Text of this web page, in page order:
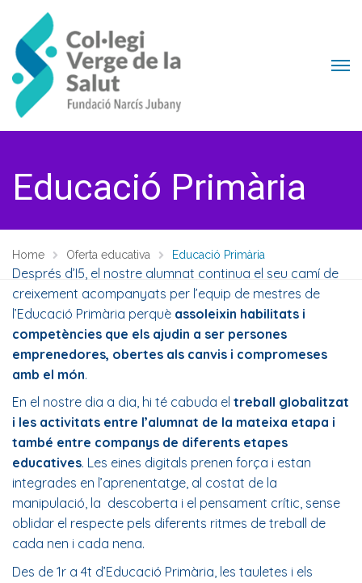
Educació Primària
Home Oferta educativa Educació Primària
Després d’I5, el nostre alumnat continua el seu camí de
creixement acompanyats per l’equip de mestres de
l’Educació Primària perquè assoleixin habilitats i
competències que els ajudin a ser persones
emprenedores, obertes als canvis i compromeses
amb el món.
En el nostre dia a dia, hi té cabuda el treball globalitzat
i les activitats entre l’alumnat de la mateixa etapa i
també entre companys de diferents etapes
educatives. Les eines digitals prenen força i estan
integrades en l’aprenentatge, al costat de la
manipulació, la descoberta i el pensament crític, sense
oblidar el respecte pels diferents ritmes de treball de
cada nen i cada nena.
Des de 1r a 4t d’Educació Primària, les tauletes i els